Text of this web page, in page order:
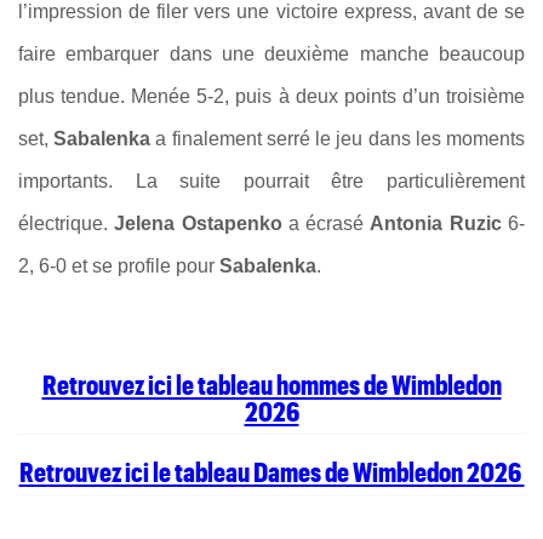
l’impression de filer vers une victoire express, avant de se
faire embarquer dans une deuxième manche beaucoup
plus tendue. Menée 5-2, puis à deux points d’un troisième
set,Sabalenka a finalement serré le jeu dans les moments
importants. La suite pourrait être particulièrement
électrique.Jelena Ostapenko a écrasé Antonia Ruzic6-
2, 6-0 et se profile pour Sabalenka.
Retrouvez ici le tableau hommes de Wimbledon
2026
Retrouvez ici le tableau Dames de Wimbledon 2026